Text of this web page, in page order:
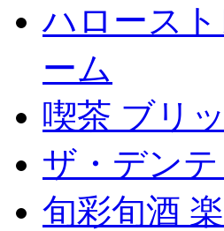
ハロース
ーム
喫茶 ブリ
ザ・デン
旬彩旬酒